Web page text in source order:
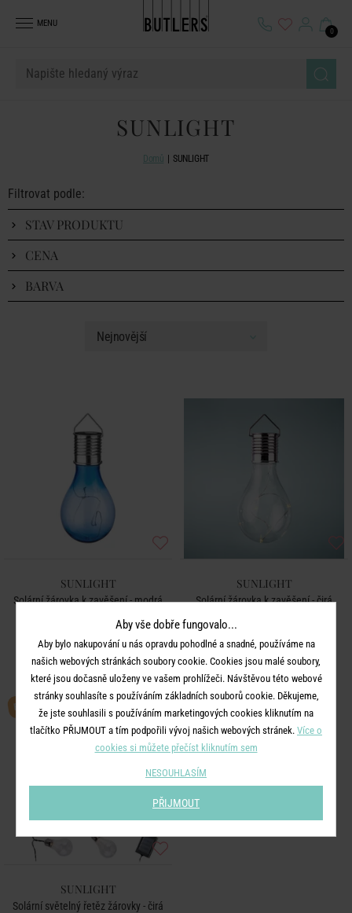
MENU
0
SUNLIGHT
Domů SUNLIGHT
Filtrovat podle:
STAV PRODUKTU
CENA
BARVA
SUNLIGHT
Solární žárovka k zavěšení - modrá
89 Kč
SUNLIGHT
Solární žárovka k zavěšení - čirá
89 Kč
BESTSELLER
SUNLIGHT
Solární světelný řetěz žárovky - čirá
Aby vše dobře fungovalo...
Aby bylo nakupování u nás opravdu pohodlné a snadné, používáme na
našich webových stránkách soubory cookie. Cookies jsou malé soubory,
které jsou dočasně uloženy ve vašem prohlížeči. Návštěvou této webové
stránky souhlasíte s používáním základních souborů cookie. Děkujeme,
že jste souhlasili s používáním marketingových cookies kliknutím na
tlačítko PŘIJMOUT a tím podpořili vývoj našich webových stránek. Více o
cookies si můžete přečíst kliknutím sem
NESOUHLASÍM
PŘIJMOUT